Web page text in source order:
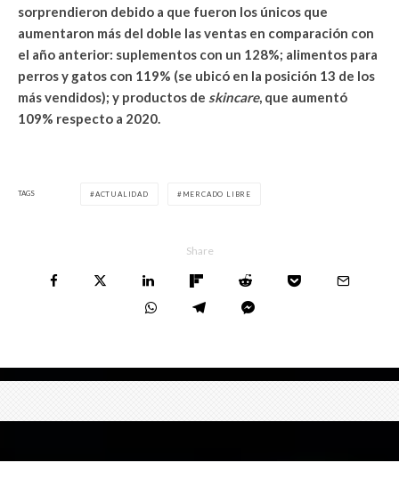
sorprendieron debido a que fueron los únicos que
aumentaron más del doble las ventas en comparación con
el año anterior: suplementos con un 128%; alimentos para
perros y gatos con 119% (se ubicó en la posición 13 de los
más vendidos); y productos de skincare, que aumentó
109% respecto a 2020.
TAGS ACTUALIDAD MERCADO LIBRE
Share